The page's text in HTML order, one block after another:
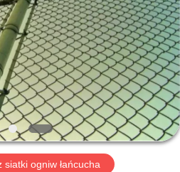
siatki ogniw łańcucha